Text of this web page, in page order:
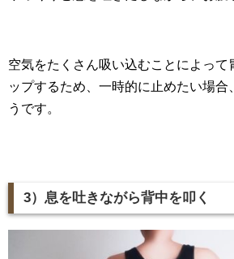
空気をたくさん吸い込むことによって
ップするため、一時的に止めたい場合
うです。
3）息を吐きながら背中を叩く